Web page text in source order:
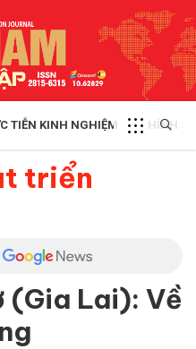
TIỄN KINH NGHIỆM CHÍNH
triển
(Gia Lai): Về